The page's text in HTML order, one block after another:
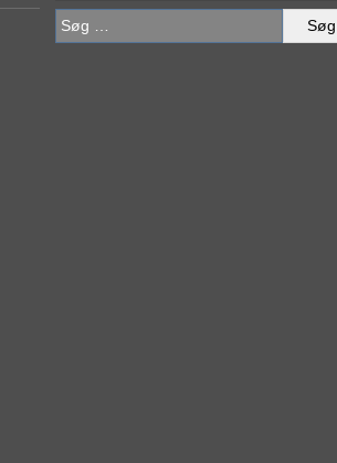
Søg
efter: